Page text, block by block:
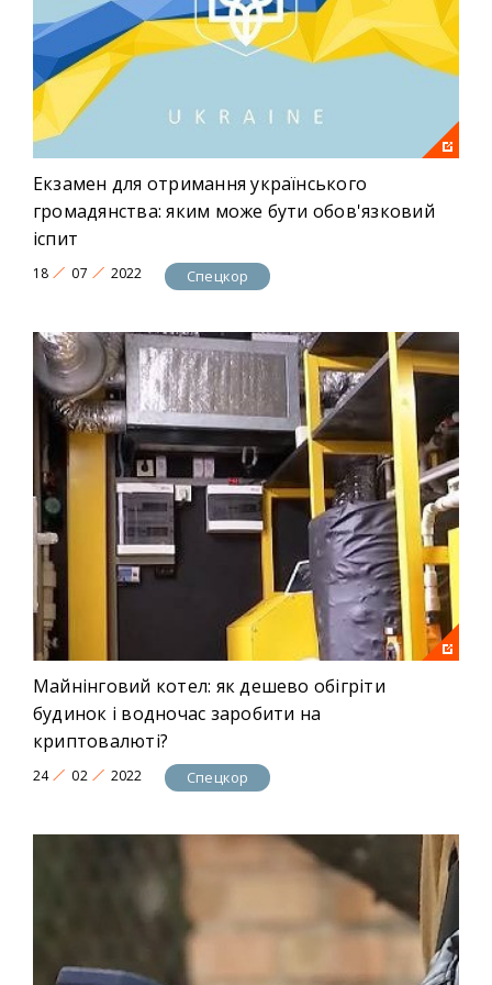
Екзамен для отримання українського
громадянства: яким може бути обов'язковий
іспит
18 07 2022 Спецкор
Майнінговий котел: як дешево обігріти
будинок і водночас заробити на
криптовалюті?
24 02 2022 Спецкор